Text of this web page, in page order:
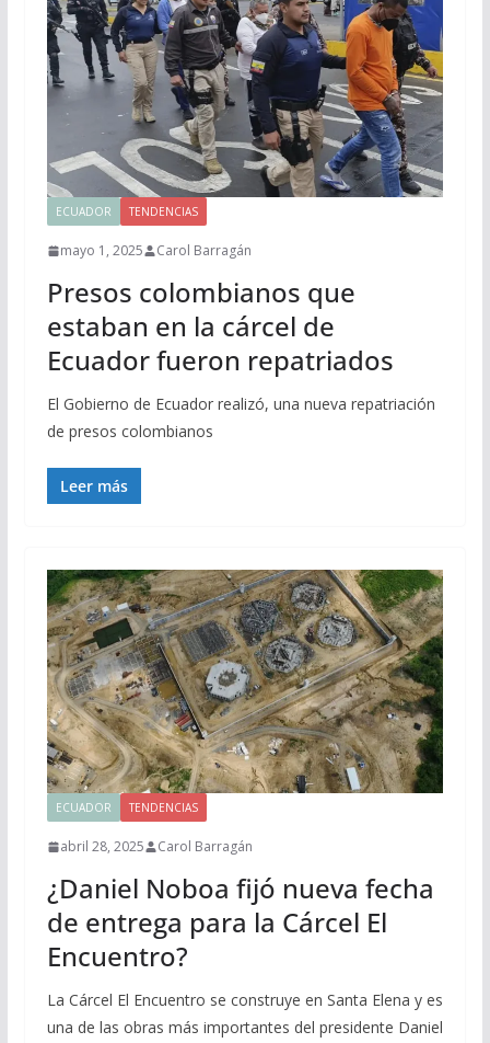
ECUADOR TENDENCIAS
mayo 1, 2025 Carol Barragán
Presos colombianos que
estaban en la cárcel de
Ecuador fueron repatriados
El Gobierno de Ecuador realizó, una nueva repatriación
de presos colombianos
Leer más
ECUADOR TENDENCIAS
abril 28, 2025 Carol Barragán
¿Daniel Noboa fijó nueva fecha
de entrega para la Cárcel El
Encuentro?
La Cárcel El Encuentro se construye en Santa Elena y es
una de las obras más importantes del presidente Daniel